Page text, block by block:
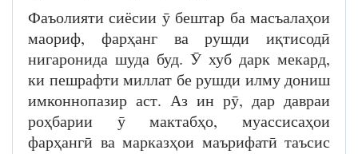
Фаъолияти сиёсии ӯ бештар ба масъалаҳои
маориф, фарҳанг ва рушди иқтисодӣ
нигаронида шуда буд. Ӯ хуб дарк мекард,
ки пешрафти миллат бе рушди илму дониш
имконнопазир аст. Аз ин рӯ, дар давраи
роҳбарии ӯ мактабҳо, муассисаҳои
фарҳангӣ ва марказҳои маърифатӣ таъсис